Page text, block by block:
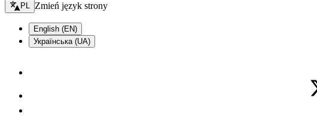
Zmień język - bieżący:
PL Zmień język strony
English (EN)
Українська (UA)